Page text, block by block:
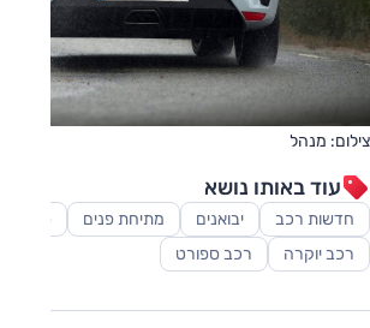
צילום: מנהל
עוד באותו נושא
חדשות רכב יבואנים מתיחת פנים סופרמיני
רכב יוקרה
רכב ספורט